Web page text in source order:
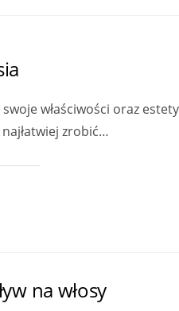
właściwości oraz
zrobić…
na włosy